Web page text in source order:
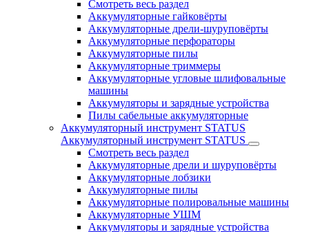
Смотреть весь раздел
Аккумуляторные гайковёрты
Аккумуляторные дрели-шуруповёрты
Аккумуляторные перфораторы
Аккумуляторные пилы
Аккумуляторные триммеры
Аккумуляторные угловые шлифовальные
машины
Аккумуляторы и зарядные устройства
Пилы сабельные аккумуляторные
Аккумуляторный инструмент STATUS
Аккумуляторный инструмент STATUS
Смотреть весь раздел
Аккумуляторные дрели и шуруповёрты
Аккумуляторные лобзики
Аккумуляторные пилы
Аккумуляторные полировальные машины
Аккумуляторные УШМ
Аккумуляторы и зарядные устройства